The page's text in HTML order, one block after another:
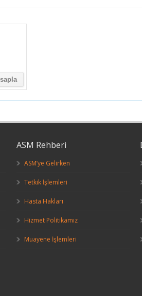
ASM Rehberi
ASM’ye Gelirken
Tetkik İşlemleri
Hasta Hakları
Hizmet Politikamız
Muayene İşlemleri